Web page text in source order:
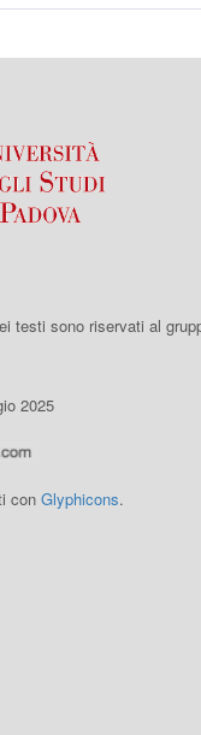
testi sono riservati al
2025
con Glyphicons.